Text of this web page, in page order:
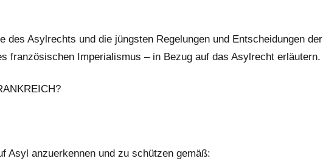
des Asylrechts und die jüngsten Regelungen und Entscheidungen der
französischen Imperialismus – in Bezug auf das Asylrecht erläutern.
Asyl anzuerkennen und zu schützen gemäß: